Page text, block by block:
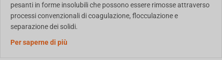
pesanti in forme insolubili che possono essere rimosse attraverso
processi convenzionali di coagulazione, flocculazione e
separazione dei solidi.
Per saperne di più